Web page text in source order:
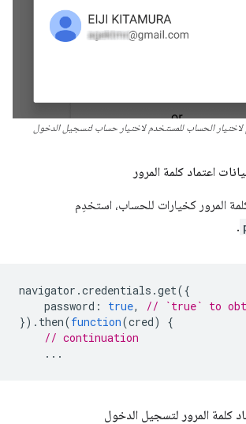
الحساب للمستخدم لاختيار حساب لتسجيل الدخول
اعتماد كلمة المرور
المرور كخيارات للحساب، استخدِم
.
navigator .credentials .get({
password : true,
// `true` to
}). then(function(cred)
{
// continuation
...
كلمة المرور لتسجيل الدخول